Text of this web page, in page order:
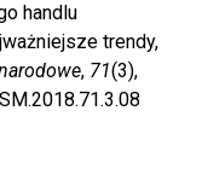
handlu
trendy,
, 71(3),